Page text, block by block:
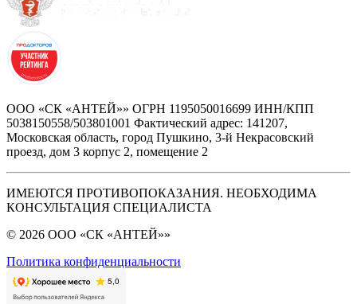
ООО «СК «АНТЕЙ»» ОГРН 1195050016699 ИНН/КПП
5038150558/503801001 Фактический адрес: 141207,
Московская область, город Пушкино, 3-й Некрасовский
проезд, дом 3 корпус 2, помещение 2
ИМЕЮТСЯ ПРОТИВОПОКАЗАНИЯ. НЕОБХОДИМА
КОНСУЛЬТАЦИЯ СПЕЦИАЛИСТА
© 2026 ООО «СК «АНТЕЙ»»
Политика конфиденциальности